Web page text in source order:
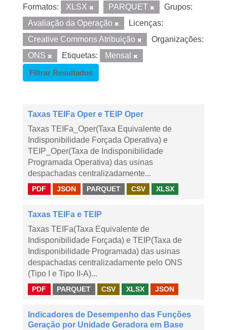
Formatos: XLSX PARQUET
Grupos:
Avaliação da Operação
Licenças:
Creative Commons Atribuição
Organizações:
ONS
Etiquetas:
Mensal
Filtrar Resultados
Taxas TEIFa Oper e TEIP Oper
Taxas TEIFa_Oper(Taxa Equivalente de
Indisponibilidade Forçada Operativa) e
TEIP_Oper(Taxa de Indisponibilidade
Programada Operativa) das usinas
despachadas centralizadamente...
PDF JSON PARQUET CSV XLSX
Taxas TEIFa e TEIP
Taxas TEIFa(Taxa Equivalente de
Indisponibilidade Forçada) e TEIP(Taxa de
Indisponibilidade Programada) das usinas
despachadas centralizadamente pelo ONS
(Tipo I e Tipo II-A)...
PDF PARQUET CSV XLSX JSON
Indicadores de Desempenho das Funções
Geração por Unidade Geradora em Base